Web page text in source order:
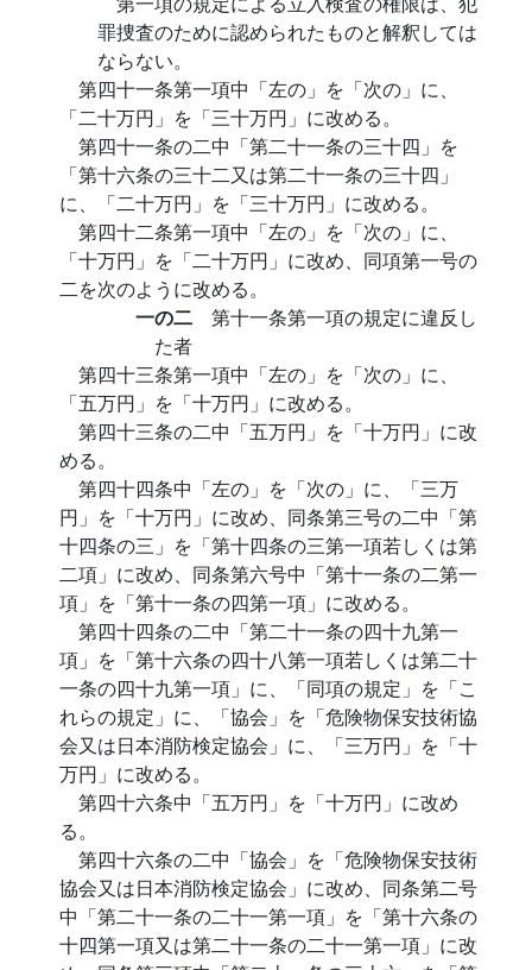
罪捜査のために認められたものと解釈しては
ならない。
第四十一条第一項中「左の」を「次の」に、
「二十万円」を「三十万円」に改める。
第四十一条の二中「第二十一条の三十四」を
「第十六条の三十二又は第二十一条の三十四」
に、「二十万円」を「三十万円」に改める。
第四十二条第一項中「左の」を「次の」に、
「十万円」を「二十万円」に改め、同項第一号の
二を次のように改める。
一の二 第十一条第一項の規定に違反し
た者
第四十三条第一項中「左の」を「次の」に、
「五万円」を「十万円」に改める。
第四十三条の二中「五万円」を「十万円」に改
める。
第四十四条中「左の」を「次の」に、「三万
円」を「十万円」に改め、同条第三号の二中「第
十四条の三」を「第十四条の三第一項若しくは第
二項」に改め、同条第六号中「第十一条の二第一
項」を「第十一条の四第一項」に改める。
第四十四条の二中「第二十一条の四十九第一
項」を「第十六条の四十八第一項若しくは第二十
一条の四十九第一項」に、「同項の規定」を「こ
れらの規定」に、「協会」を「危険物保安技術協
会又は日本消防検定協会」に、「三万円」を「十
万円」に改める。
第四十六条中「五万円」を「十万円」に改め
る。
第四十六条の二中「協会」を「危険物保安技術
協会又は日本消防検定協会」に改め、同条第二号
中「第二十一条の二十一第一項」を「第十六条の
十四第一項又は第二十一条の二十一第一項」に改